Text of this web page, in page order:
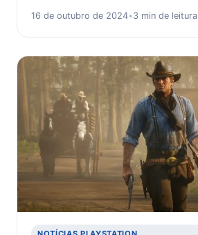
16 de outubro de 2024•3 min de leitura